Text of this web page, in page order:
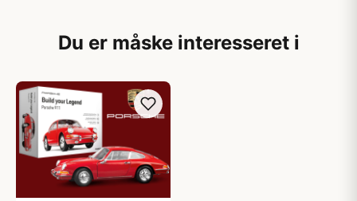
Du er måske interesseret i